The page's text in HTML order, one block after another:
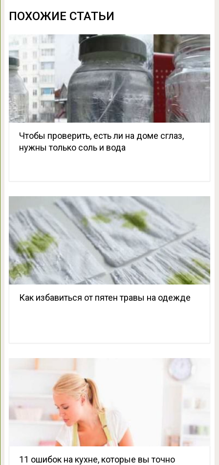
ПОХОЖИЕ СТАТЬИ
Чтобы проверить, есть ли на доме сглаз,
нужны только соль и вода
Как избавиться от пятен травы на одежде
11 ошибок на кухне, которые вы точно